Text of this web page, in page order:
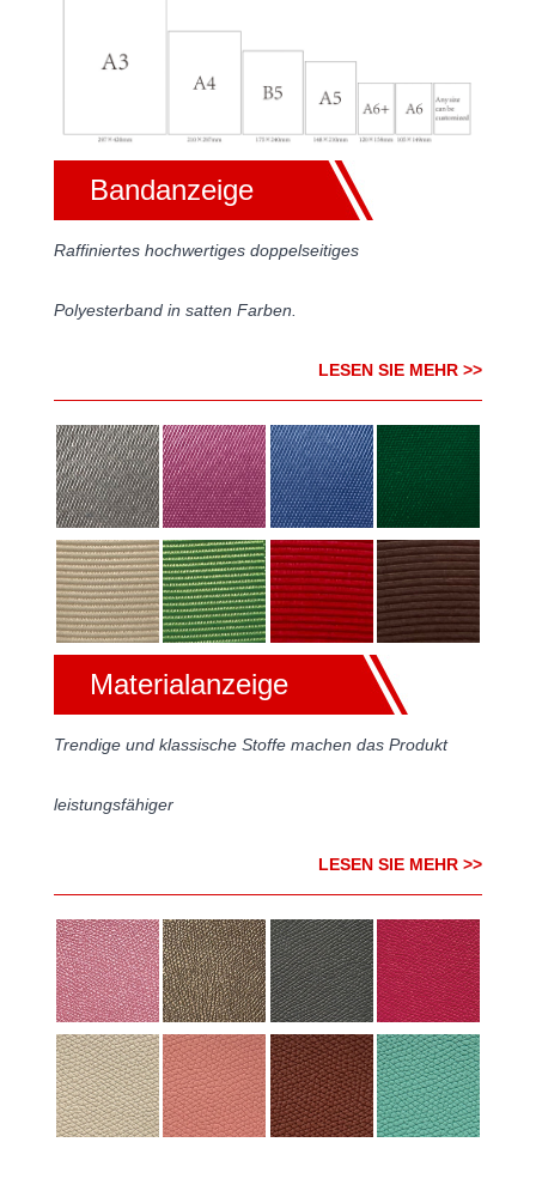
Bandanzeige
Raffiniertes hochwertiges doppelseitiges
Polyesterband in satten Farben.
LESEN SIE MEHR >>
Materialanzeige
Trendige und klassische Stoffe machen das Produkt
leistungsfähiger
LESEN SIE MEHR >>